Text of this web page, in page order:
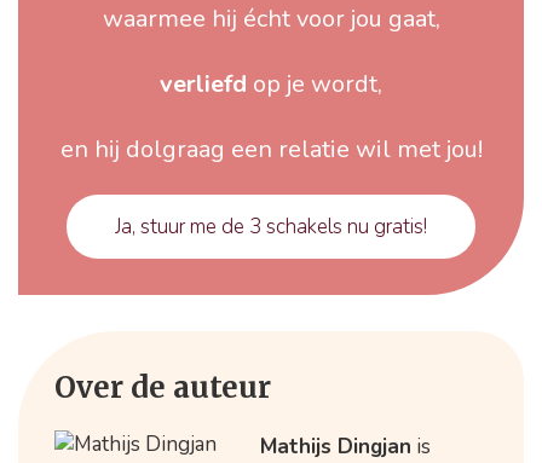
waarmee hij écht voor jou gaat,
verliefd op je wordt,
en hij dolgraag een relatie wil met jou!
Ja, stuur me de 3 schakels nu gratis!
Over de auteur
Mathijs Dingjan is